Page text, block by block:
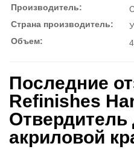
Производитель:
Страна производитель:
Объем:
Последние
Refinishes
Отвердитель
акриловой